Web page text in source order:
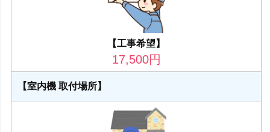
【工事希望】
17,500円
【室内機 取付場所】